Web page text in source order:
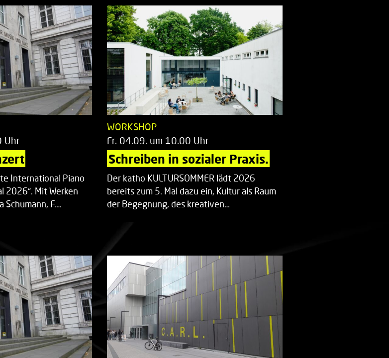
Uhr
International Piano
2026“. Mit Werken
Schumann, F.…
WORKSHOP
Fr. 04.09. um 10.00 Uhr
Schreiben in sozialer Praxis.
Der katho KULTURSOMMER lädt 2026
bereits zum 5. Mal dazu ein, Kultur als Raum
der Begegnung, des kreativen…